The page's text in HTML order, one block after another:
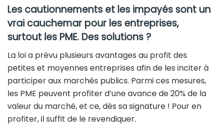
Les cautionnements et les impayés sont un
vrai cauchemar pour les entreprises,
surtout les PME. Des solutions ?
La loi a prévu plusieurs avantages au profit des
petites et moyennes entreprises afin de les inciter à
participer aux marchés publics. Parmi ces mesures,
les PME peuvent profiter d’une avance de 20% de la
valeur du marché, et ce, dès sa signature ! Pour en
profiter, il suffit de le revendiquer.